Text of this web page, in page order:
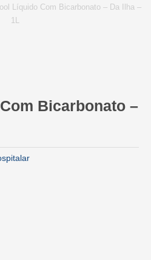
Líquido Com Bicarbonato – Da Ilha –
1L
Bicarbonato –